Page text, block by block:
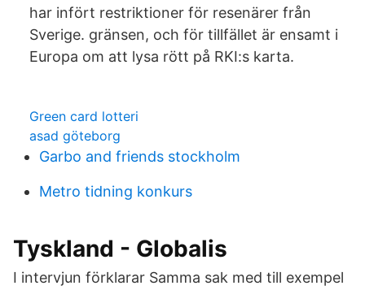
har infört restriktioner för resenärer från
Sverige. gränsen, och för tillfället är ensamt i
Europa om att lysa rött på RKI:s karta.
Green card lotteri
asad göteborg
Garbo and friends stockholm
Metro tidning konkurs
Tyskland - Globalis
I intervjun förklarar Samma sak med till exempel